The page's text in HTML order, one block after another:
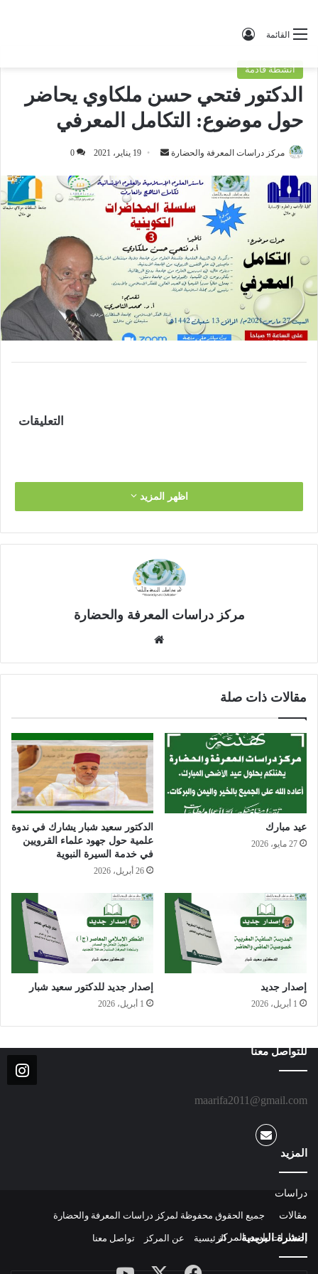
القائمة
أنشطة قادمة
الدكتور فتحي حسن ملكاوي يحاضر
حول موضوع: التكامل المعرفي
مركز دراسات المعرفة والحضارة
س
ل
ب
ر
ي
د
ا
ك
19 يناير، 2021 0
التعليقات
اظهر المزيد
مركز دراسات المعرفة والحضارة
الوي
مقالات ذات صلة
عيد مبارك
27 مايو، 2026
الدكتور سعيد شبار يشارك في ندوة
علمية حول جهود علماء القرويين
في خدمة السيرة النبوية
26 أبريل، 2026
إصدار جديد
1 أبريل، 2026
إصدار جديد للدكتور سعيد شبار
1 أبريل، 2026
للتواصل معنا
maarifa2011@gmail.com
المزيد
دراسات
مقالات
إصدارات باسم المركز
النشرة البريدية
جميع الحقوق محفوظة لمركز دراسات المعرفة والحضارة
الرئيسية عن المركز تواصل معنا